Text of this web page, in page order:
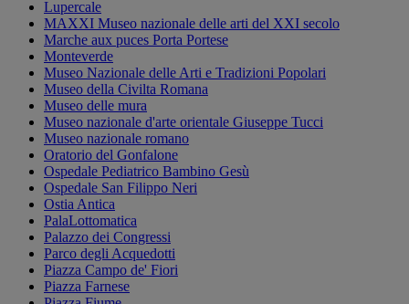
Lupercale
MAXXI Museo nazionale delle arti del XXI secolo
Marche aux puces Porta Portese
Monteverde
Museo Nazionale delle Arti e Tradizioni Popolari
Museo della Civilta Romana
Museo delle mura
Museo nazionale d'arte orientale Giuseppe Tucci
Museo nazionale romano
Oratorio del Gonfalone
Ospedale Pediatrico Bambino Gesù
Ospedale San Filippo Neri
Ostia Antica
PalaLottomatica
Palazzo dei Congressi
Parco degli Acquedotti
Piazza Campo de' Fiori
Piazza Farnese